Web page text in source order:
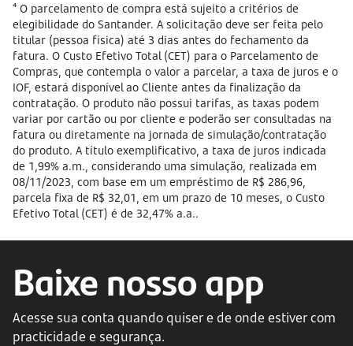
⁴ O parcelamento de compra está sujeito a critérios de
elegibilidade do Santander. A solicitação deve ser feita pelo
titular (pessoa física) até 3 dias antes do fechamento da
fatura. O Custo Efetivo Total (CET) para o Parcelamento de
Compras, que contempla o valor a parcelar, a taxa de juros e o
IOF, estará disponível ao Cliente antes da finalização da
contratação. O produto não possui tarifas, as taxas podem
variar por cartão ou por cliente e poderão ser consultadas na
fatura ou diretamente na jornada de simulação/contratação
do produto. A título exemplificativo, a taxa de juros indicada
de 1,99% a.m., considerando uma simulação, realizada em
08/11/2023, com base em um empréstimo de R$ 286,96,
parcela fixa de R$ 32,01, em um prazo de 10 meses, o Custo
Efetivo Total (CET) é de 32,47% a.a..
Baixe nosso app
Acesse sua conta quando quiser e de onde estiver com
practicidade e segurança.